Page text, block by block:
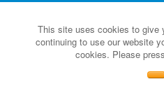
This site uses cookies to give
continuing to use our website
cookies. Please